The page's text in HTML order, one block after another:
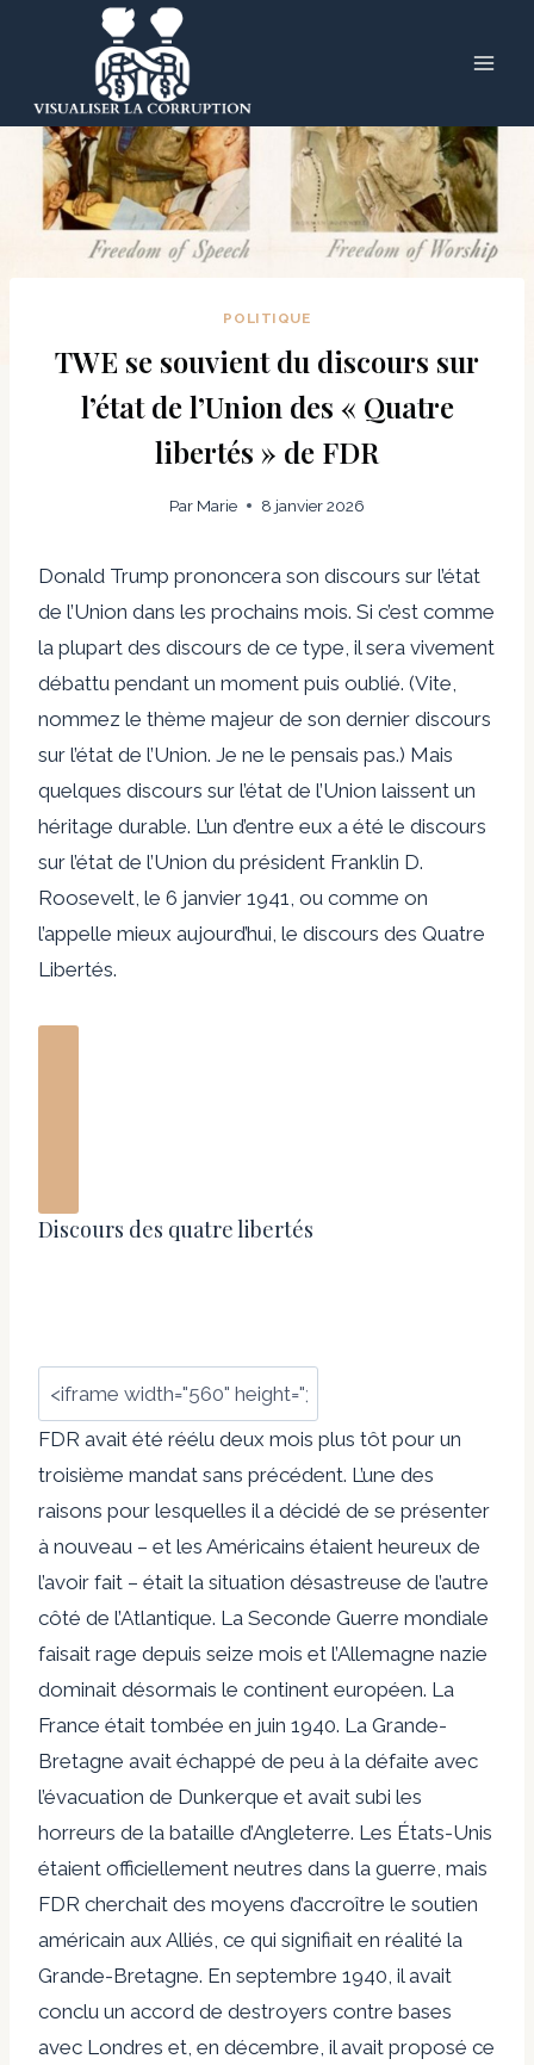
POLITIQUE
TWE se souvient du discours sur
l’état de l’Union des « Quatre
libertés » de FDR
Par Marie 8 janvier 2026
Donald Trump prononcera son discours sur l’état
de l’Union dans les prochains mois. Si c’est comme
la plupart des discours de ce type, il sera vivement
débattu pendant un moment puis oublié. (Vite,
nommez le thème majeur de son dernier discours
sur l’état de l’Union. Je ne le pensais pas.) Mais
quelques discours sur l’état de l’Union laissent un
héritage durable. L’un d’entre eux a été le discours
sur l’état de l’Union du président Franklin D.
Roosevelt, le 6 janvier 1941, ou comme on
l’appelle mieux aujourd’hui, le discours des Quatre
Libertés.
Discours des quatre libertés
FDR avait été réélu deux mois plus tôt pour un
troisième mandat sans précédent. L’une des
raisons pour lesquelles il a décidé de se présenter
à nouveau – et les Américains étaient heureux de
l’avoir fait – était la situation désastreuse de l’autre
côté de l’Atlantique. La Seconde Guerre mondiale
faisait rage depuis seize mois et l’Allemagne nazie
dominait désormais le continent européen. La
France était tombée en juin 1940. La Grande-
Bretagne avait échappé de peu à la défaite avec
l’évacuation de Dunkerque et avait subi les
horreurs de la bataille d’Angleterre. Les États-Unis
étaient officiellement neutres dans la guerre, mais
FDR cherchait des moyens d’accroître le soutien
américain aux Alliés, ce qui signifiait en réalité la
Grande-Bretagne. En septembre 1940, il avait
conclu un accord de destroyers contre bases
avec Londres et, en décembre, il avait proposé ce